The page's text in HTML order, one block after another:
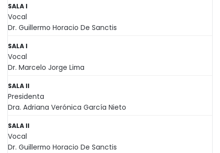
SALA I
Vocal
Dr. Guillermo Horacio De Sanctis
SALA I
Vocal
Dr. Marcelo Jorge Lima
SALA II
Presidenta
Dra. Adriana Verónica García Nieto
SALA II
Vocal
Dr. Guillermo Horacio De Sanctis